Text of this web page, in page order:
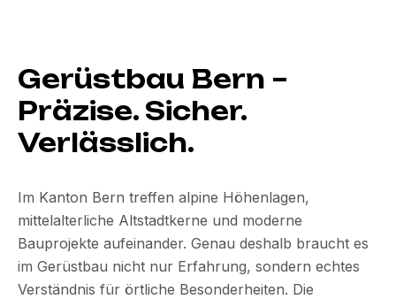
Gerüstbau Bern –
Präzise. Sicher.
Verlässlich.
Im Kanton Bern treffen alpine Höhenlagen,
mittelalterliche Altstadtkerne und moderne
Bauprojekte aufeinander. Genau deshalb braucht es
im Gerüstbau nicht nur Erfahrung, sondern echtes
Verständnis für örtliche Besonderheiten. Die